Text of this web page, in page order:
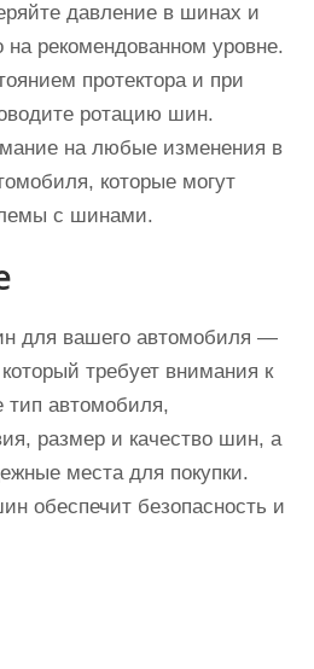
давление в шинах и
на рекомендованном уровне.
протектора и при
ротацию шин.
на любые изменения в
которые могут
с шинами.
для вашего автомобиля —
требует внимания к
тип автомобиля,
размер и качество шин, а
места для покупки.
обеспечит безопасность и